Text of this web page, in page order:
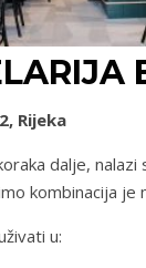
Rijeka
dalje, nalazi
kombinacija
u: